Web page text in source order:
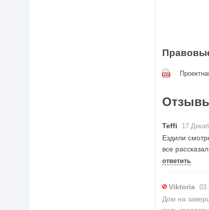
Teffi 17
Ездили
все
ответить
Viktoria 03
Дом на